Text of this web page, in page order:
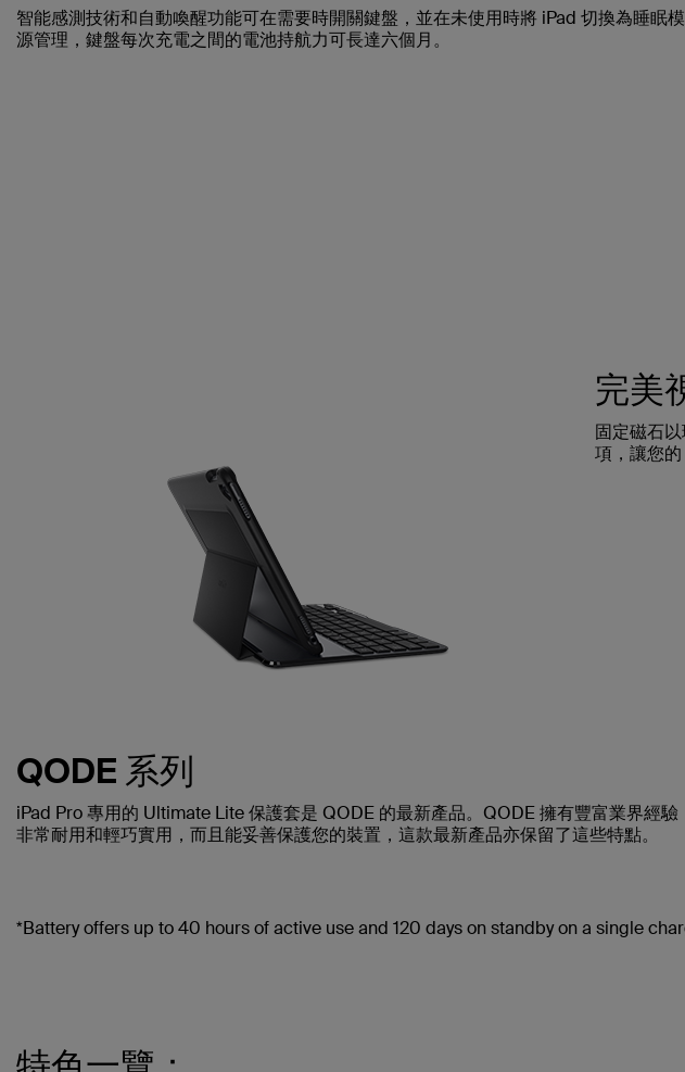
智能感測技術和自動喚醒功能可在需要時開關鍵盤，並在未使用時將 iPad 切換為睡眠
源管理，鍵盤每次充電之間的電池持航力可長達六個月。
完美
固定磁石
項，讓您的
QODE 系列
iPad Pro 專用的 Ultimate Lite 保護套是 QODE 的最新產品。QODE 擁有豐富業界經
非常耐用和輕巧實用，而且能妥善保護您的裝置，這款最新產品亦保留了這些特點。
*Battery offers up to 40 hours of active use and 120 days on standby on a single